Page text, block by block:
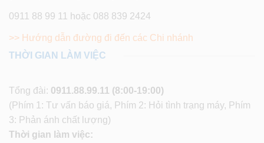
0911 88 99 11 hoặc 088 839 2424
>> Hướng dẫn đường đi đến các Chi nhánh
THỜI GIAN LÀM VIỆC
Tổng đài: 0911.88.99.11 (8:00-19:00)
(Phím 1: Tư vấn báo giá, Phím 2: Hỏi tình trạng máy, Phím
3: Phản ánh chất lượng)
Thời gian làm việc: